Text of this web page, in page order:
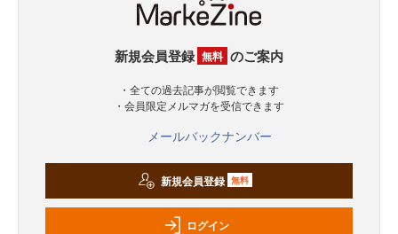
新規会員登録 無料 のご案内
・全ての過去記事が閲覧できます
・会員限定メルマガを受信できます
メールバックナンバー
新規会員登録 無料
ログイン